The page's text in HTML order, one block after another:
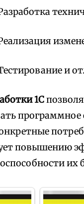
и
1С
программное
повышению
их